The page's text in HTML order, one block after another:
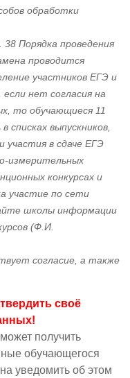
обработки
Порядка проведения
проводится
участников ЕГЭ и
нет согласия на
то обучающиеся 11
списках выпускников,
участия в сдаче ЕГЭ
измерительных
конкурсах и
участие по сети
школы информации
(Ф.И.
согласие, а также
своё
получить
обучающегося
уведомить об этом